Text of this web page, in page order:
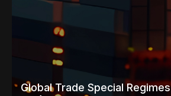
Global Trade Special Regimes